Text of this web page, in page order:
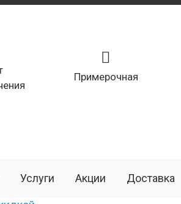
Примерочная
Услуги Акции Доставка